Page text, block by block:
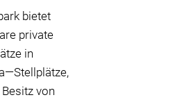
bietet
private
in
von